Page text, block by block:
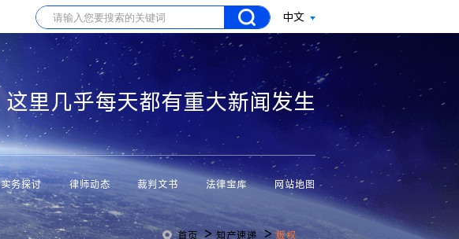
中文
这里几乎每天都有重大新闻发生
实务探讨 律师动态 裁判文书 法律宝库 网站地图
首页 >知产速递 >版权